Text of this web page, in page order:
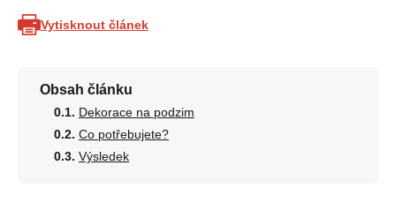
Vytisknout článek
Obsah článku
Dekorace na podzim
Co potřebujete?
Výsledek